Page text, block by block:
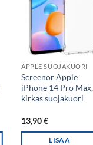
APPLE SUOJAKUORI
Screenor Apple
iPhone 14 Pro Max,
kirkas suojakuori
13,90€
LISÄÄ